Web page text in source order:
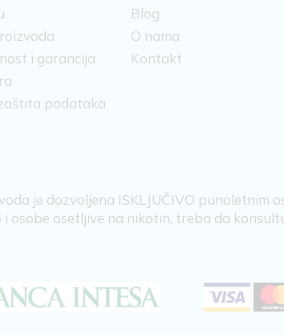
i garancija
podataka
Blog
O nama
Kontakt
je dozvoljena ISKLJUČIVO punoletnim
osobe osetljive na nikotin, treba da